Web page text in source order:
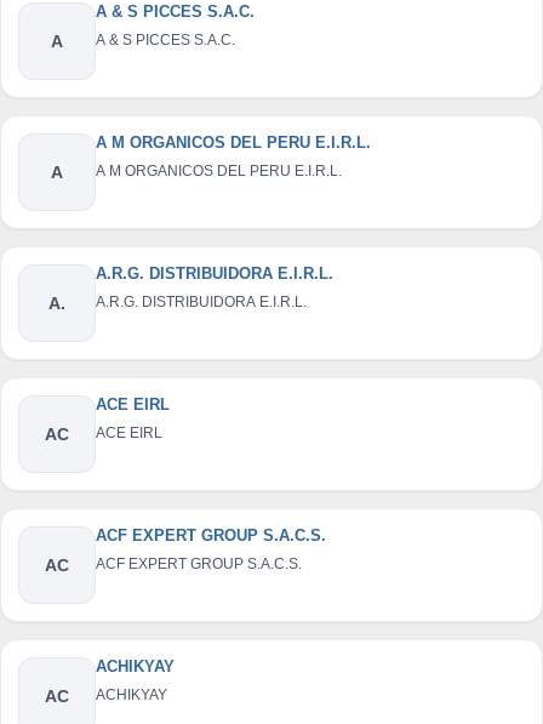
A
A & S PICCES S.A.C.
A & S PICCES S.A.C.
A
A M ORGANICOS DEL PERU E.I.R.L.
A M ORGANICOS DEL PERU E.I.R.L.
A.
A.R.G. DISTRIBUIDORA E.I.R.L.
A.R.G. DISTRIBUIDORA E.I.R.L.
AC
ACE EIRL
ACE EIRL
AC
ACF EXPERT GROUP S.A.C.S.
ACF EXPERT GROUP S.A.C.S.
AC
ACHIKYAY
ACHIKYAY